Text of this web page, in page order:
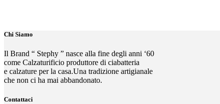
Chi Siamo
Il Brand “ Stephy ” nasce alla fine degli anni ‘60
come Calzaturificio produttore di ciabatteria
e calzature per la casa.Una tradizione artigianale
che non ci ha mai abbandonato.
Contattaci